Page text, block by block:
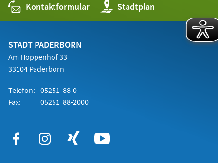
Kontaktformular Stadtplan
(Öffnet
in
einem
STADT PADERBORN
Am Hoppenhof 33
33104 Paderborn
Telefon: 05251 88-0
Fax:
05251 88-2000